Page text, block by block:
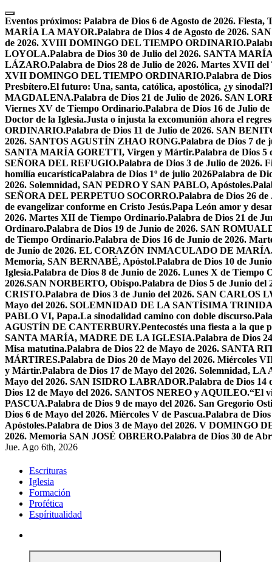
Skip
to
content
Eventos próximos: Palabra de Dios 6 de Agosto de 2026.
MARÍA LA MAYOR.Palabra de Dios 4 de Agosto de 2026.
de 2026. XVIII DOMINGO DEL TIEMPO ORDINARIO.
LOYOLA.Palabra de Dios 30 de Julio del 2026. SANTA
LÁZARO.Palabra de Dios 28 de Julio de 2026. Martes XVII
XVII DOMINGO DEL TIEMPO ORDINARIO.Palabra de
Presbítero.El futuro: Una, santa, católica, apostólica, ¿y sinodal?
MAGDALENA.Palabra de Dios 21 de Julio de 2026. SAN
Viernes XV de Tiempo Ordinario.Palabra de Dios 16 de Julio
Doctor de la Iglesia.Justa o injusta la excomunión ahora el
ORDINARIO.Palabra de Dios 11 de Julio de 2026. SAN
2026. SANTOS AGUSTÍN ZHAO RONG.Palabra de Dios 7 de
SANTA MARÍA GORETTI, Virgen y Mártir.Palabra de Dios
SEÑORA DEL REFUGIO.Palabra de Dios 3 de Julio de 2026.
homilía eucarísticaPalabra de Dios 1º de julio 2026Palabra de
2026. Solemnidad, SAN PEDRO Y SAN PABLO, Apóstoles.
SEÑORA DEL PERPETUO SOCORRO.Palabra de Dios 26
de evangelizar conforme en Cristo Jesús.Papa León amor y
2026. Martes XII de Tiempo Ordinario.Palabra de Dios 21 de
Ordinaro.Palabra de Dios 19 de Junio de 2026. SAN
de Tiempo Ordinario.Palabra de Dios 16 de Junio de 2026.
de Junio de 2026. EL CORAZÓN INMACULADO DE
Memoria, SAN BERNABÉ, Apóstol.Palabra de Dios 10 de
Iglesia.Palabra de Dios 8 de Junio de 2026. Lunes X de Tiempo
2026.SAN NORBERTO, Obispo.Palabra de Dios 5 de Junio
CRISTO.Palabra de Dios 3 de Junio del 2026. SAN CARLOS
Mayo del 2026. SOLEMNIDAD DE LA SANTÍSIMA
PABLO VI, Papa.La sinodalidad camino con doble discurso.
AGUSTÍN DE CANTERBURY.Pentecostés una fiesta a la que
SANTA MARÍA, MADRE DE LA IGLESIA.Palabra de Dios
Misa matutina.Palabra de Dios 22 de Mayo de 2026. SANTA
MÁRTIRES.Palabra de Dios 20 de Mayo del 2026. Miércoles
y Mártir.Palabra de Dios 17 de Mayo del 2026. Solemnidad,
Mayo del 2026. SAN ISIDRO LABRADOR.Palabra de Dios 14
Dios 12 de Mayo del 2026. SANTOS NEREO y AQUILEO.“El
PASCUA.Palabra de Dios 9 de mayo del 2026. San Gregorio
Dios 6 de Mayo del 2026. Miércoles V de Pascua.Palabra de
Apóstoles.Palabra de Dios 3 de Mayo del 2026. V DOMINGO
2026. Memoria SAN JOSÉ OBRERO.Palabra de Dios 30 de
Jue. Ago 6th, 2026
Escrituras
Iglesia
Formación
Profética
Espíritualidad